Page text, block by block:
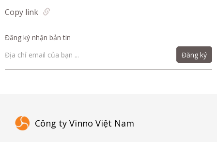
Copy link
Đăng ký nhận bản tin
Đăng ký
Công ty Vinno Việt Nam